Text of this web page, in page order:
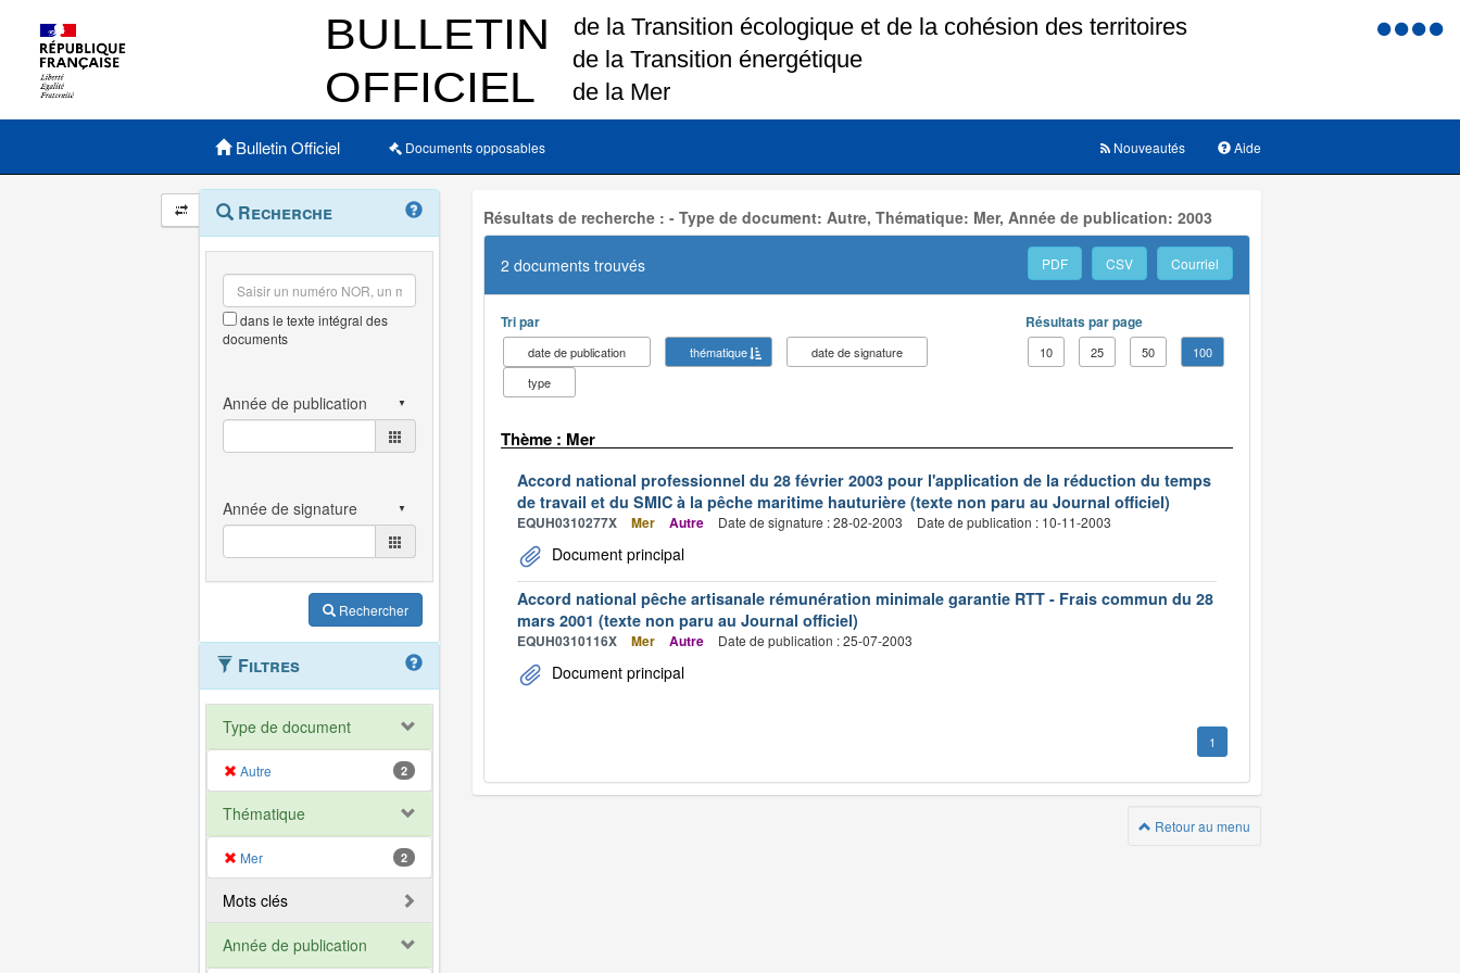
Menu
Menu principal
Bulletin Officiel Documents opposables Aide
Nouveautés
Navigation
et
outils
annexes
Menu
contextuel
Recherche
dans le texte intégral des
documents
Rechercher
Filtres
Type de document
Autre 2
Thématique
Mer 2
Mots clés
Année de publication
Résultats de recherche : - Type de document: Autre, Thématique: Mer, Année de publication: 2003
2 documents trouvés PDF CSV Courriel
Tri par
date de publication thématique
date de signature
type
Résultats par page
10 25 50 100
Thème : Mer
Accord national professionnel du 28 février 2003 pour l'application de la réduction du temps
de travail et du SMIC à la pêche maritime hauturière (texte non paru au Journal officiel)
EQUH0310277X Mer Autre Date de signature : 28-02-2003 Date de publication : 10-11-2003
Document principal
Accord national pêche artisanale rémunération minimale garantie RTT - Frais commun du 28
mars 2001 (texte non paru au Journal officiel)
EQUH0310116X Mer Autre Date de publication : 25-07-2003
Document principal
1
Retour au menu